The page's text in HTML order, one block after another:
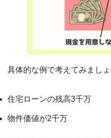
具体的な例で考えてみましょ
住宅ローンの残高3千万
物件価値が2千万